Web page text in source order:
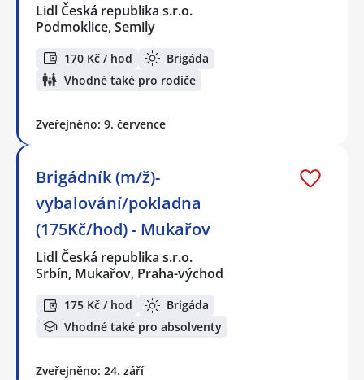
Lidl Česká republika s.r.o.
Podmoklice, Semily
170 Kč / hod
Brigáda
Vhodné také pro rodiče
Zveřejněno: 9. července
Brigádník (m/ž)-
vybalování/pokladna
(175Kč/hod) - Mukařov
Lidl Česká republika s.r.o.
Srbín, Mukařov, Praha-východ
175 Kč / hod
Brigáda
Vhodné také pro absolventy
Zveřejněno: 24. září